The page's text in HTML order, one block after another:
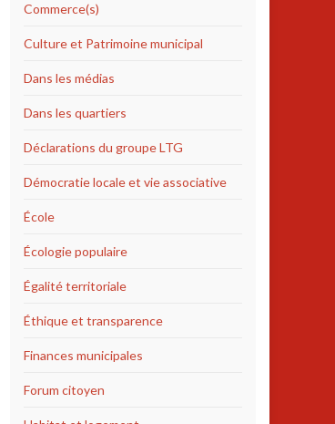
Commerce(s)
Culture et Patrimoine municipal
Dans les médias
Dans les quartiers
Déclarations du groupe LTG
Démocratie locale et vie associative
École
Écologie populaire
Égalité territoriale
Éthique et transparence
Finances municipales
Forum citoyen